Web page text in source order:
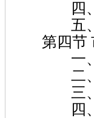
四、区
五、其
第四节
一、市
二、
三、
四、